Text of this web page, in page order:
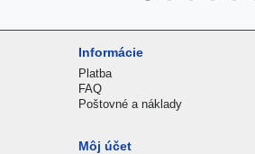
Informácie
Platba
FAQ
Poštovné a náklady
Môj účet